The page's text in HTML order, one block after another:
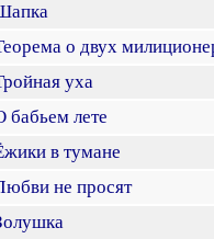
о двух
уха
бабьем лете
в тумане
не просят